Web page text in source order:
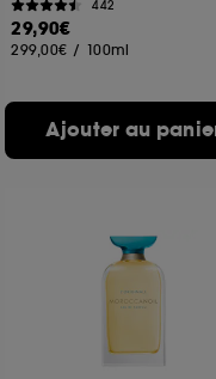
442
29,90€
299,00€ / 100ml
Ajouter au